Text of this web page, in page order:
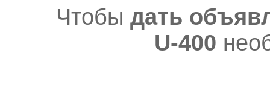
Чтобы дать
U-400